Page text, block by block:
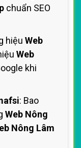
chuẩn SEO
hiệu Web
Web
khi
: Bao
Web Nông
Nông Lâm